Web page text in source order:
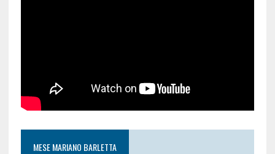
MESE MARIANO BARLETTA